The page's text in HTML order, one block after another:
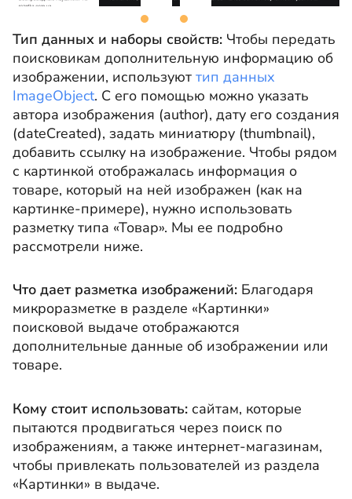
Тип данных и наборы свойств: Чтобы передать
поисковикам дополнительную информацию об
изображении, используют тип данных
ImageObject. С его помощью можно указать
автора изображения (author), дату его создания
(dateCreated), задать миниатюру (thumbnail),
добавить ссылку на изображение. Чтобы рядом
с картинкой отображалась информация о
товаре, который на ней изображен (как на
картинке-примере), нужно использовать
разметку типа «Товар». Мы ее подробно
рассмотрели ниже.
Что дает разметка изображений: Благодаря
микроразметке в разделе «Картинки»
поисковой выдаче отображаются
дополнительные данные об изображении или
товаре.
Кому стоит использовать: сайтам, которые
пытаются продвигаться через поиск по
изображениям, а также интернет-магазинам,
чтобы привлекать пользователей из раздела
«Картинки» в выдаче.